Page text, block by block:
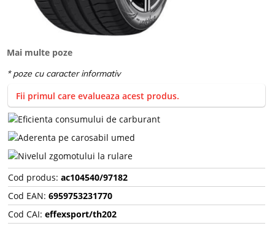
Mai multe poze
Fii primul care evalueaza acest produs.
Cod produs: ac104540/97182
Cod EAN: 6959753231770
Cod CAI: effexsport/th202